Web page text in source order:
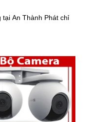
An Thành Phát chỉ